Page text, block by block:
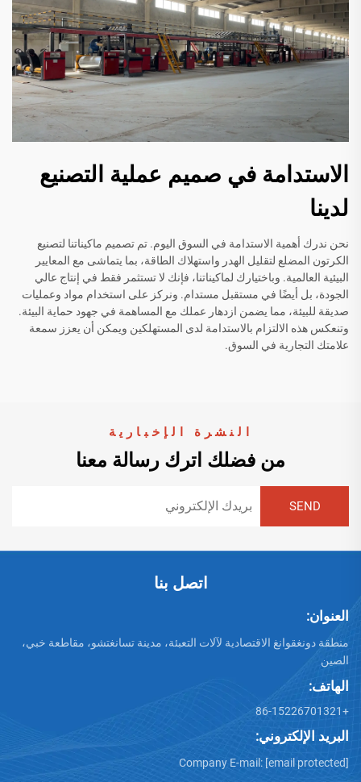
الاستدامة في صميم عملية التصنيع
لدينا
نحن ندرك أهمية الاستدامة في السوق اليوم. تم تصميم ماكيناتنا لتصنيع
الكرتون المضلع لتقليل الهدر واستهلاك الطاقة، بما يتماشى مع المعايير
البيئية العالمية. وباختيارك لماكيناتنا، فإنك لا تستثمر فقط في إنتاج عالي
الجودة، بل أيضًا في مستقبل مستدام. ونركز على استخدام مواد وعمليات
صديقة للبيئة، مما يضمن ازدهار عملك مع المساهمة في جهود حماية البيئة.
وتنعكس هذه الالتزام بالاستدامة لدى المستهلكين ويمكن أن يعزز سمعة
علامتك التجارية في السوق.
النشرة الإخبارية
من فضلك اترك رسالة معنا
اتصل بنا
العنوان:
منطقة دونغقوانغ الاقتصادية لآلات التعبئة، مدينة تسانغتشو، مقاطعة خبي،
الصين
الهاتف:
+86-15226701321
البريد الإلكتروني:
Company E-mail: [email protected]